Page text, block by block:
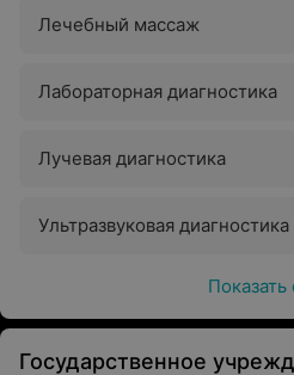
Лечебный массаж
Лабораторная диагностика
Лучевая диагностика
Ультразвуковая
Государственное